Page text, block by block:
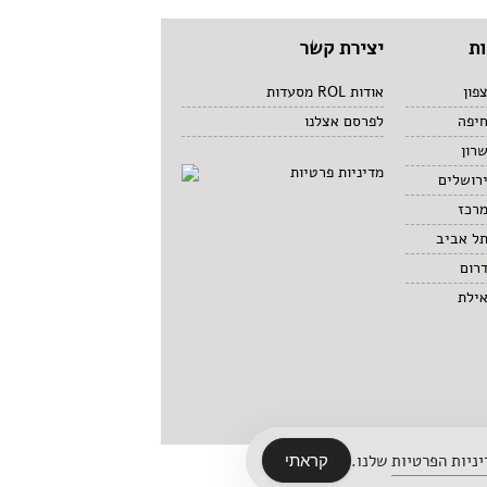
אביב
יצירת קשר
אודות ROL מסעדות
לפרסם אצלנו
מדיניות פרטיות
הפרטיות שלנו. קראתי